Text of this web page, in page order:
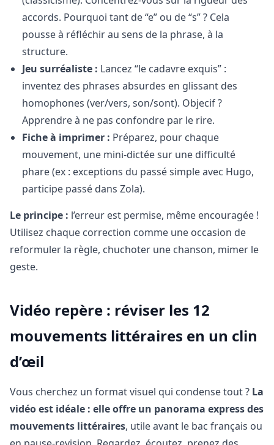
accords. Pourquoi tant de “e” ou de “s” ? Cela
pousse à réfléchir au sens de la phrase, à la
structure.
Jeu surréaliste : Lancez “le cadavre exquis” :
inventez des phrases absurdes en glissant des
homophones (ver/vers, son/sont). Objecif ?
Apprendre à ne pas confondre par le rire.
Fiche à imprimer : Préparez, pour chaque
mouvement, une mini-dictée sur une difficulté
phare (ex : exceptions du passé simple avec Hugo,
participe passé dans Zola).
Le principe : l’erreur est permise, même encouragée !
Utilisez chaque correction comme une occasion de
reformuler la règle, chuchoter une chanson, mimer le
geste.
Vidéo repère : réviser les 12
mouvements littéraires en un clin
d’œil
Vous cherchez un format visuel qui condense tout ? La
vidéo est idéale : elle offre un panorama express des
mouvements littéraires, utile avant le bac français ou